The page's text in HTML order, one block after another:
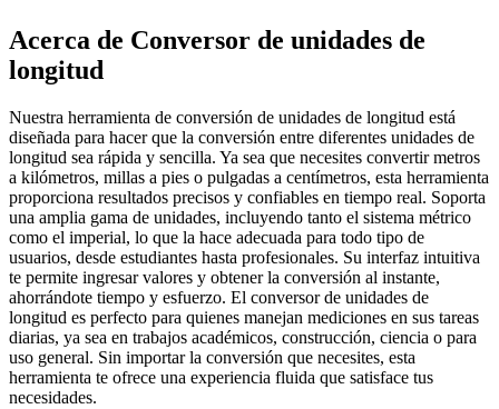
Acerca de Conversor de unidades de
longitud
Nuestra herramienta de conversión de unidades de longitud está
diseñada para hacer que la conversión entre diferentes unidades de
longitud sea rápida y sencilla. Ya sea que necesites convertir metros
a kilómetros, millas a pies o pulgadas a centímetros, esta herramienta
proporciona resultados precisos y confiables en tiempo real. Soporta
una amplia gama de unidades, incluyendo tanto el sistema métrico
como el imperial, lo que la hace adecuada para todo tipo de
usuarios, desde estudiantes hasta profesionales. Su interfaz intuitiva
te permite ingresar valores y obtener la conversión al instante,
ahorrándote tiempo y esfuerzo. El conversor de unidades de
longitud es perfecto para quienes manejan mediciones en sus tareas
diarias, ya sea en trabajos académicos, construcción, ciencia o para
uso general. Sin importar la conversión que necesites, esta
herramienta te ofrece una experiencia fluida que satisface tus
necesidades.